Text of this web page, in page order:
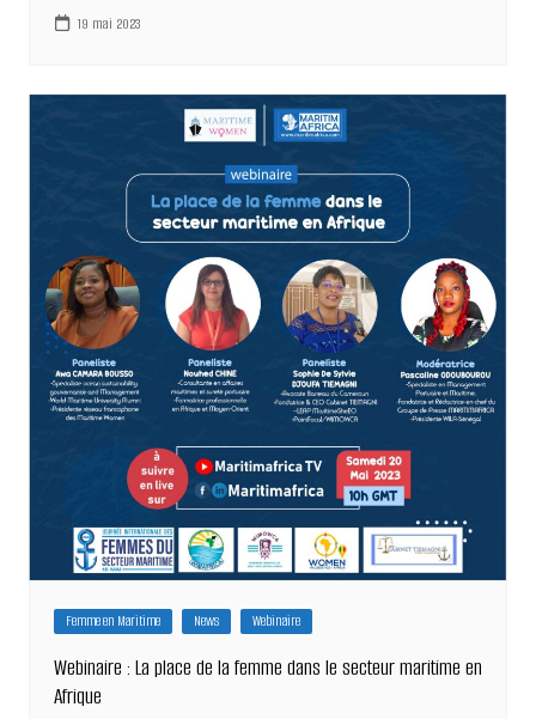
19 mai 2023
Femme en Maritime News Webinaire
Webinaire : La place de la femme dans le secteur maritime en
Afrique